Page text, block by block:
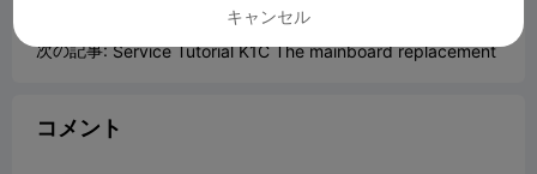
Service Tutorial K1C Replace power supply
次の記事:Service Tutorial K1C The mainboard replacement
コメント
キャンセル